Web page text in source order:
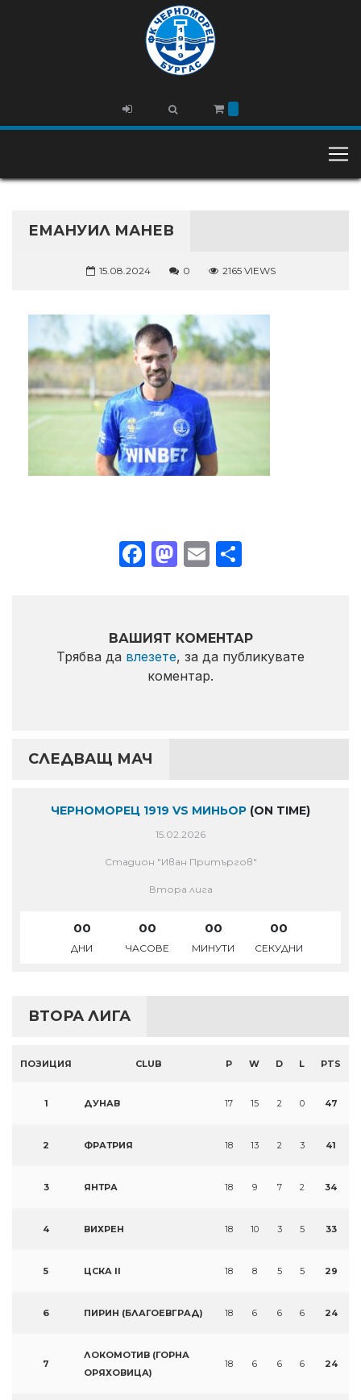
ЕМАНУИЛ МАНЕВ
15.08.2024 0 2165 VIEWS
Facebook
Mastodon
Email
ВАШИЯТ КОМЕНТАР
Трябва да влезете, за да публикувате
коментар.
СЛЕДВАЩ МАЧ
ЧЕРНОМОРЕЦ 1919 VS МИНЬОР (ON TIME)
15.02.2026
Стадион "Иван Притъргов"
Втора лига
00
ДНИ
00
ЧАСОВЕ
00
МИНУТИ
00
СЕКУДНИ
ВТОРА ЛИГА
ПОЗИЦИЯ CLUB P W D L PTS
1 ДУНАВ 17 15 2 0 47
2 ФРАТРИЯ 18 13 2 3 41
3 ЯНТРА 18 9 7 2 34
4 ВИХРЕН 18 10 3 5 33
5 ЦСКА II 18 8 5 5 29
6 ПИРИН (БЛАГОЕВГРАД) 18 6 6 6 24
7
ЛОКОМОТИВ (ГОРНА
ОРЯХОВИЦА)
18 6 6 6 24